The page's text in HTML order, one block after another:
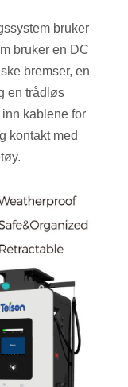
bruker
bruker en DC
bremser, en
en trådløs
kablene for
kontakt med